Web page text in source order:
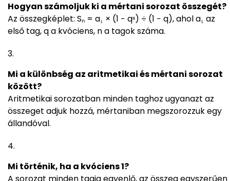
Hogyan számoljuk ki a mértani sorozat összegét?
Az összegképlet: Sₙ = a₁ × (1 − qⁿ) ÷ (1 − q), ahol a₁ az
első tag, q a kvóciens, n a tagok száma.
Mi a különbség az aritmetikai és mértani sorozat
között?
Aritmetikai sorozatban minden taghoz ugyanazt az
összeget adjuk hozzá, mértaniban megszorozzuk egy
állandóval.
Mi történik, ha a kvóciens 1?